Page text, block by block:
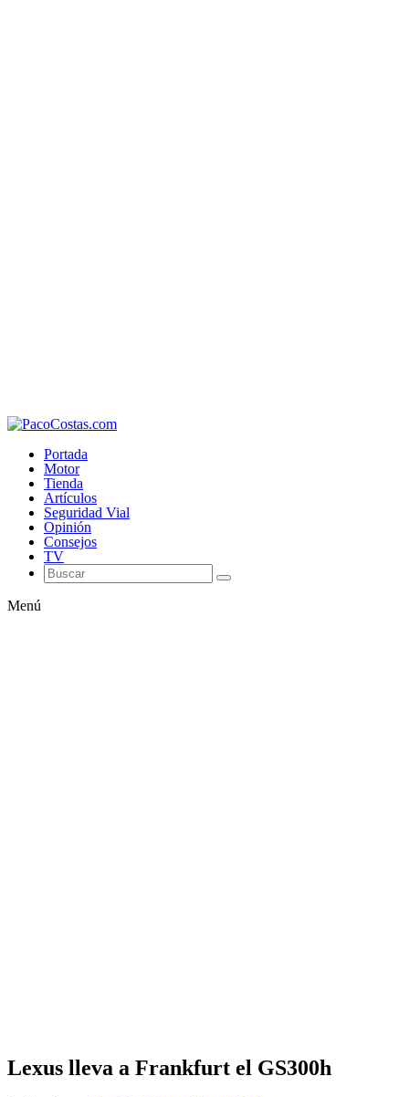
Portada
Motor
Tienda
Artículos
Seguridad Vial
Opinión
Consejos
TV
Menú
Lexus lleva a Frankfurt el GS300h